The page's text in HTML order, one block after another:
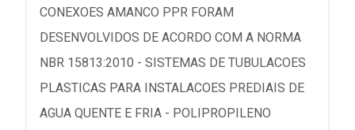
CONEXOES AMANCO PPR FORAM
DESENVOLVIDOS DE ACORDO COM A NORMA
NBR 15813:2010 - SISTEMAS DE TUBULACOES
PLASTICAS PARA INSTALACOES PREDIAIS DE
AGUA QUENTE E FRIA - POLIPROPILENO